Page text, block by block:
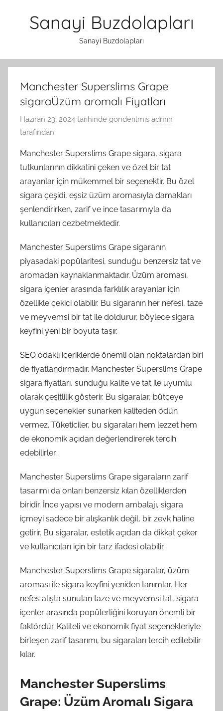
Sanayi Buzdolapları
Sanayi Buzdolapları
Manchester Superslims Grape
sigaraÜzüm aromalı Fiyatları
Haziran 23, 2024 tarihinde gönderilmiş admin
tarafından
Manchester Superslims Grape sigara, sigara
tutkunlarının dikkatini çeken ve özel bir tat
arayanlar için mükemmel bir seçenektir. Bu özel
sigara çeşidi, eşsiz üzüm aromasıyla damakları
şenlendirirken, zarif ve ince tasarımıyla da
kullanıcıları cezbetmektedir.
Manchester Superslims Grape sigaranın
piyasadaki popülaritesi, sunduğu benzersiz tat ve
aromadan kaynaklanmaktadır. Üzüm aroması,
sigara içenler arasında farklılık arayanlar için
özellikle çekici olabilir. Bu sigaranın her nefesi, taze
ve meyvemsi bir tat ile doldurur, böylece sigara
keyfini yeni bir boyuta taşır.
SEO odaklı içeriklerde önemli olan noktalardan biri
de fiyatlandırmadır. Manchester Superslims Grape
sigara fiyatları, sunduğu kalite ve tat ile uyumlu
olarak çeşitlilik gösterir. Bu sigaralar, bütçeye
uygun seçenekler sunarken kaliteden ödün
vermez. Tüketiciler, bu sigaraları hem lezzet hem
de ekonomik açıdan değerlendirerek tercih
edebilirler.
Manchester Superslims Grape sigaraların zarif
tasarımı da onları benzersiz kılan özelliklerden
biridir. İnce yapısı ve modern ambalajı, sigara
içmeyi sadece bir alışkanlık değil, bir zevk haline
getirir. Bu sigaralar, estetik açıdan da dikkat çeker
ve kullanıcıları için bir tarz ifadesi olabilir.
Manchester Superslims Grape sigaralar, üzüm
aroması ile sigara keyfini yeniden tanımlar. Her
nefes alışta sunulan taze ve meyvemsi tat, sigara
içenler arasında popülerliğini koruyan önemli bir
faktördür. Kaliteli ve ekonomik fiyat seçenekleriyle
birleşen zarif tasarımı, bu sigaraları tercih edilebilir
kılar.
Manchester Superslims
Grape: Üzüm Aromalı Sigara